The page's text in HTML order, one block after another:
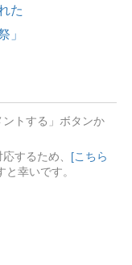
た
」
トする」ボタンか
するため、 [こちら
幸いです。